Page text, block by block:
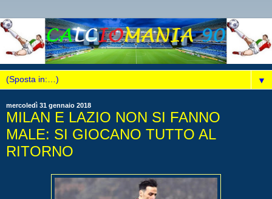
▼
mercoledì 31 gennaio 2018
MILAN E LAZIO NON SI FANNO
MALE: SI GIOCANO TUTTO AL
RITORNO